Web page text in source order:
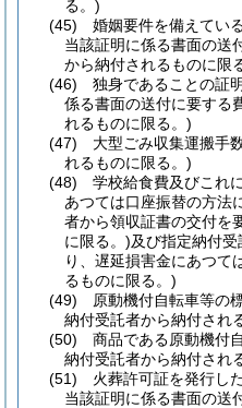
る。)
(45)
婚姻要件を備えてい
当該証明に係る書面の送
から納付されるものに限
(46)
独身であることの証
係る書面の送付に要する
れるものに限る。)
(47)
大型ごみ収集運搬手
れるものに限る。)
(48)
学校給食費及びこれ
あつては口座振替の方法
者から領収証書の交付を
に限る。)及び指定納付
り、遅延損害金にあつて
るものに限る。)
(49)
原動機付自転車等の
納付受託者から納付され
(50)
商品である原動機付
納付受託者から納付され
(51)
火葬許可証を発行し
当該証明に係る書面の送